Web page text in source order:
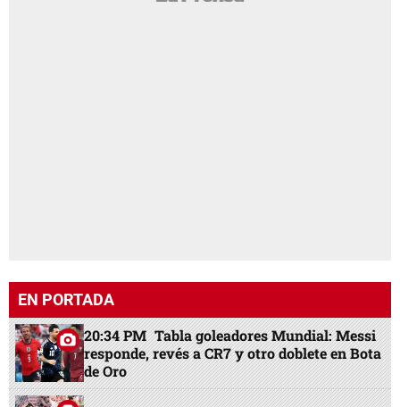
EN PORTADA
20:34 PM Tabla goleadores Mundial: Messi
responde, revés a CR7 y otro doblete en Bota
de Oro